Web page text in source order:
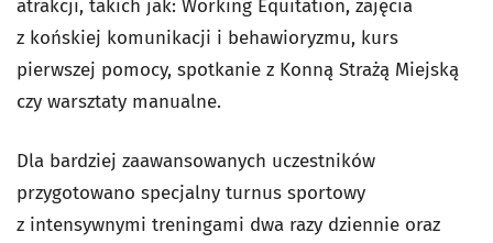
atrakcji, takich jak: Working Equitation, zajęcia
z końskiej komunikacji i behawioryzmu, kurs
pierwszej pomocy, spotkanie z Konną Strażą Miejską
czy warsztaty manualne.
Dla bardziej zaawansowanych uczestników
przygotowano specjalny turnus sportowy
z intensywnymi treningami dwa razy dziennie oraz